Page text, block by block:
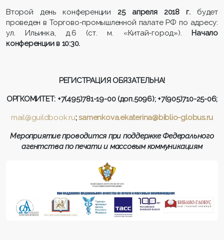
Второй день конференции 25 апреля 2018 г.будет
проведен в Торгово-промышленной палате РФ по адресу:
ул. Ильинка, д.6 (ст. м. «Китай-город»). Начало
конференции в 10:30.
РЕГИСТРАЦИЯ ОБЯЗАТЕЛЬНА!
ОРГКОМИТЕТ: +7(495)781-19-00 (доп.5096); +7(905)710-25-06;
mail@guildbook.ru;samenkova.ekaterina@biblio-globus.ru
Мероприятие проводится при поддержке Федерального
агентства по печати и массовым коммуникациям